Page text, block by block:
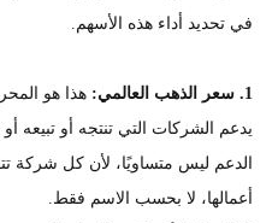
في تحديد أداء هذه الأسهم.
1. سعر الذهب العالمي:
هذا هو
يدعم الشركات التي تنتجه أو تبيعه
الدعم ليس متساويًا، لأن كل شركة
أعمالها، لا بحسب الاسم فقط.